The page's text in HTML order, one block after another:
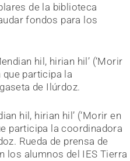
de la biblioteca
fondos para los
hil, hirian hil’ (‘Morir
que participa la
de Ilúrdoz.
hil, hirian hil’ (‘Morir en
participa la coordinadora
Rueda de prensa de
los alumnos del IES Tierra